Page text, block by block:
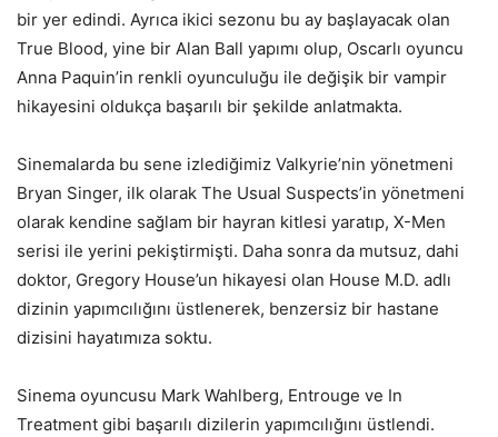
bir yer edindi. Ayrıca ikici sezonu bu ay başlayacak olan
True Blood, yine bir Alan Ball yapımı olup, Oscarlı oyuncu
Anna Paquin’in renkli oyunculuğu ile değişik bir vampir
hikayesini oldukça başarılı bir şekilde anlatmakta.
Sinemalarda bu sene izlediğimiz Valkyrie’nin yönetmeni
Bryan Singer, ilk olarak The Usual Suspects’in yönetmeni
olarak kendine sağlam bir hayran kitlesi yaratıp, X-Men
serisi ile yerini pekiştirmişti. Daha sonra da mutsuz, dahi
doktor, Gregory House’un hikayesi olan House M.D. adlı
dizinin yapımcılığını üstlenerek, benzersiz bir hastane
dizisini hayatımıza soktu.
Sinema oyuncusu Mark Wahlberg, Entrouge ve In
Treatment gibi başarılı dizilerin yapımcılığını üstlendi.